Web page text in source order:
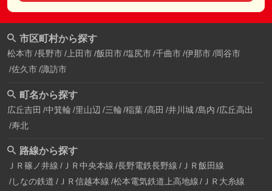
市区町村から探す
松本市 長野市 上田市 飯田市 塩尻市 千曲市 伊那市 岡谷市
佐久市 諏訪市
町名から探す
広丘吉田 中箕輪 里山辺 三輪 稲葉 高田 井川城 島内 広丘高出
寿北
路線から探す
ＪＲ篠ノ井線 ＪＲ中央本線 長野電鉄長野線 ＪＲ飯田線
しなの鉄道 ＪＲ信越本線 松本電気鉄道上高地線
ＪＲ大糸線